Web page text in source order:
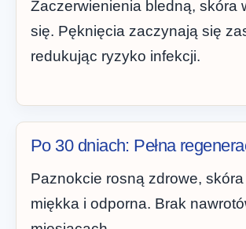
Zaczerwienienia bledną, skóra
się. Pęknięcia zaczynają się
redukując ryzyko infekcji.
Po 30 dniach: Pełna
Paznokcie rosną zdrowe,
miękka i odporna. Brak